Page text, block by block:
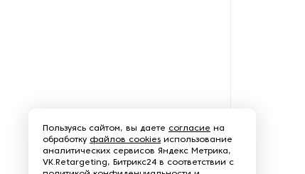
Пользуясь сайтом, вы даете согласие на
обработку файлов cookies использование
аналитических сервисов Яндекс Метрика,
VK.Retargeting, Битрикс24 в соответствии с